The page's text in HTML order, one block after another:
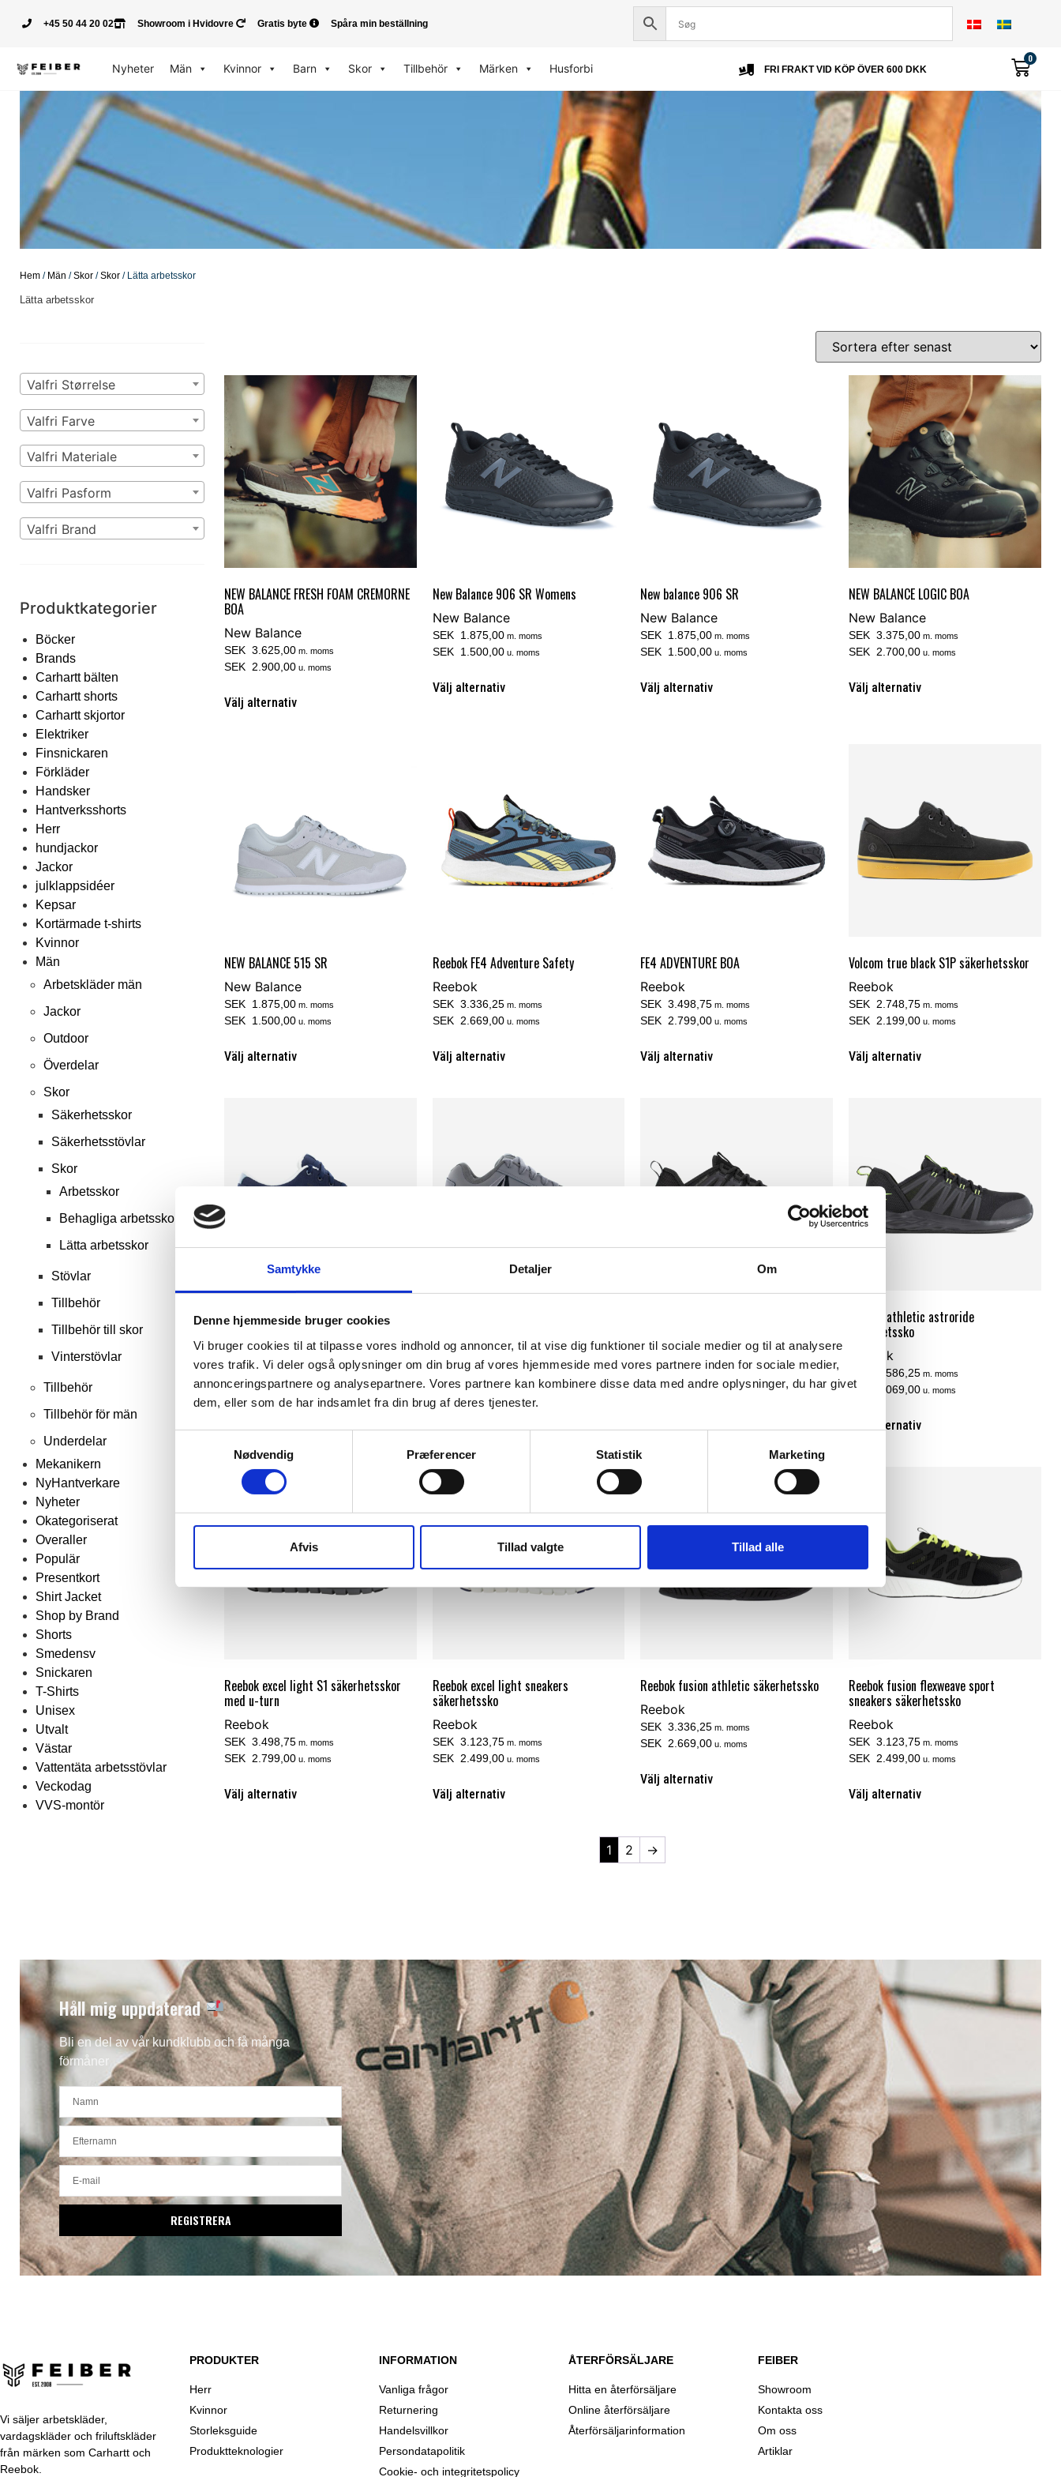
Samtykke Detaljer Om
Denne hjemmeside bruger cookies
Vi bruger cookies til at tilpasse vores indhold og annoncer, til at vise dig funktioner til sociale medier og til at analysere
vores trafik. Vi deler også oplysninger om din brug af vores hjemmeside med vores partnere inden for sociale medier,
annonceringspartnere og analysepartnere. Vores partnere kan kombinere disse data med andre oplysninger, du har givet
dem, eller som de har indsamlet fra din brug af deres tjenester.
Nødvendig
Præferencer Statistik Marketing
Afvis Tillad valgte Tillad alle
+45 50 44 20 02 Showroom i Hvidovre Gratis byte Spåra min beställning
Nyheter Män Kvinnor Barn Skor Tillbehör Märken Husforbi FRI FRAKT VID KÖP ÖVER 600 DKK
0
Hem / Män /Skor /Skor / Lätta arbetsskor
Lätta arbetsskor
Valfri Størrelse
Valfri Farve
Valfri Materiale
Valfri Pasform
Valfri Brand
Produktkategorier
Böcker
Brands
Carhartt bälten
Carhartt shorts
Carhartt skjortor
Elektriker
Finsnickaren
Förkläder
Handsker
Hantverksshorts
Herr
hundjackor
Jackor
julklappsidéer
Kepsar
Kortärmade t-shirts
Kvinnor
Män
Arbetskläder män
Jackor
Outdoor
Överdelar
Skor
Säkerhetsskor
Säkerhetsstövlar
Skor
Arbetsskor
Behagliga arbetsskor
Lätta arbetsskor
Stövlar
Tillbehör
Tillbehör till skor
Vinterstövlar
Tillbehör
Tillbehör för män
Underdelar
Mekanikern
NyHantverkare
Nyheter
Okategoriserat
Overaller
Populär
Presentkort
Shirt Jacket
Shop by Brand
Shorts
Smedensv
Snickaren
T-Shirts
Unisex
Utvalt
Västar
Vattentäta arbetsstövlar
Veckodag
VVS-montör
NEW BALANCE FRESH FOAM CREMORNE
BOA
New Balance
SEK 3.625,00m. moms
SEK 2.900,00u. moms
Välj alternativ
New Balance 906 SR Womens
New Balance
SEK 1.875,00m. moms
SEK 1.500,00u. moms
Välj alternativ
New balance 906 SR
New Balance
SEK 1.875,00 m. moms
SEK 1.500,00 u. moms
Välj alternativ
NEW BALANCE LOGIC BOA
New Balance
SEK 3.375,00 m. moms
SEK 2.700,00 u. moms
Välj alternativ
NEW BALANCE 515 SR
New Balance
SEK 1.875,00m. moms
SEK 1.500,00u. moms
Välj alternativ
Reebok FE4 Adventure Safety
Reebok
SEK 3.336,25m. moms
SEK 2.669,00u. moms
Välj alternativ
FE4 ADVENTURE BOA
Reebok
SEK 3.498,75 m. moms
SEK 2.799,00 u. moms
Välj alternativ
Volcom true black S1P säkerhetsskor
Reebok
SEK 2.748,75 m. moms
SEK 2.199,00 u. moms
Välj alternativ
Volcom true navy S1P säkerhetsskor
Reebok
SEK 2.748,75 m. moms
Välj alternativ
Reebok
SEK 2.961,25 m. moms
SEK 2.369,00
Välj alternativ
Reebok
SEK 2.211,25 m. moms
SEK 1.769,00
Reebok athletic astroride
säkerhetssko
Reebok
SEK 2.586,25 m. moms
SEK 2.069,00 u. moms
Välj alternativ
Reebok excel light S1 säkerhetsskor
med u-turn
Reebok
SEK 3.498,75m. moms
SEK 2.799,00u. moms
Välj alternativ
Reebok excel light sneakers
säkerhetssko
Reebok
SEK 3.123,75m. moms
SEK 2.499,00u. moms
Välj alternativ
Reebok fusion athletic säkerhetssko
Reebok
SEK 3.336,25 m. moms
SEK 2.669,00 u. moms
Välj alternativ
Reebok fusion flexweave sport
sneakers säkerhetssko
Reebok
SEK 3.123,75 m. moms
SEK 2.499,00 u. moms
Välj alternativ
1 2 →
Håll mig uppdaterad
Bli en del av vår kundklubb och få många
förmåner
REGISTRERA
Vi säljer arbetskläder,
vardagskläder och friluftskläder
från märken som Carhartt och
Reebok.
PRODUKTER
Herr
Kvinnor
Storleksguide
Produktteknologier
INFORMATION
Vanliga frågor
Returnering
Handelsvillkor
Persondatapolitik
Cookie- och integritetspolicy
ÅTERFÖRSÄLJARE
Hitta en återförsäljare
Online återförsäljare
Återförsäljarinformation
FEIBER
Showroom
Kontakta oss
Om oss
Artiklar